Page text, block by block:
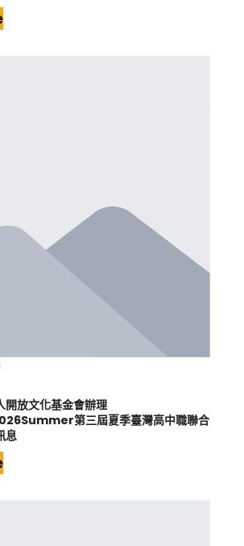
開放文化基金會辦理
第三屆夏季臺灣高中職聯合
息